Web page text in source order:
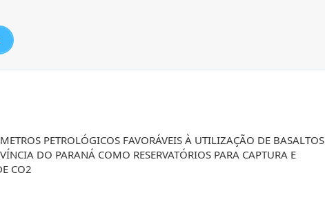
PETROLÓGICOS FAVORÁVEIS À UTILIZAÇÃO DE BASALTOS
DO PARANÁ COMO RESERVATÓRIOS PARA CAPTURA E
CO2